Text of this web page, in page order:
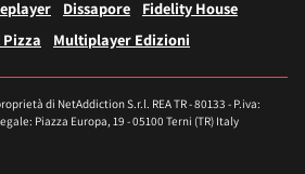
Dissapore
Fidelity House
Pizza
Multiplayer Edizioni
di NetAddiction S.r.l. REA TR - 80133 - P.iva:
Piazza Europa, 19 - 05100 Terni (TR) Italy